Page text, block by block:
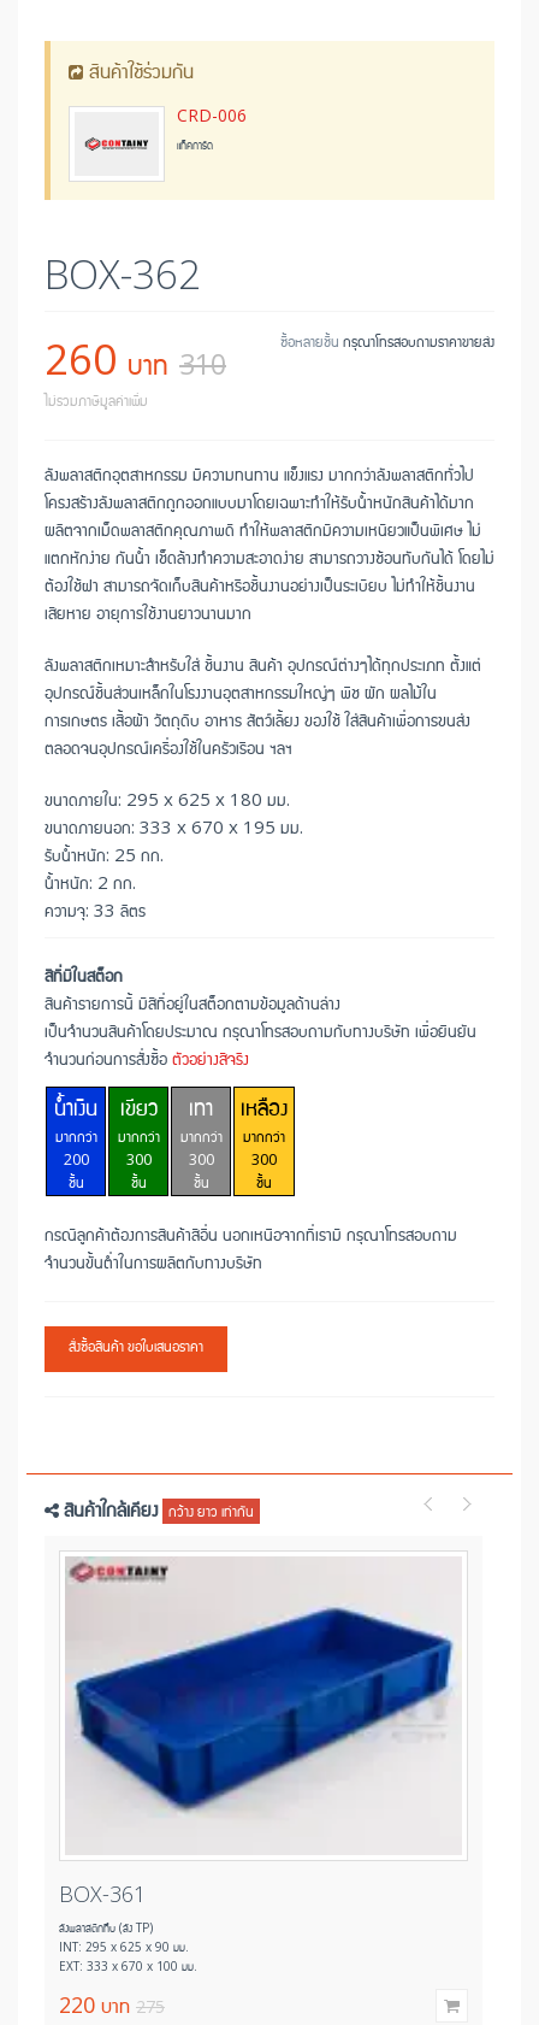
สินค้าใช้ร่วมกัน
CRD-006
แท็คการ์ด
BOX-362
260 บาท 310
ไม่รวมภาษีมูลค่าเพิ่ม
ซื้อหลายชิ้น กรุณาโทรสอบถามราคาขายส่ง
ลังพลาสติกอุตสาหกรรม มีความทนทาน แข็งแรง มากกว่าลังพลาสติกทั่วไป
โครงสร้างลังพลาสติกถูกออกแบบมาโดยเฉพาะทำให้รับน้ำหนักสินค้าได้มาก
ผลิตจากเม็ดพลาสติกคุณภาพดี ทำให้พลาสติกมีความเหนียวแป็นพิเศษ ไม่
แตกหักง่าย กันน้ำ เช็ดล้างทำความสะอาดง่าย สามารถวางซ้อนทับกันได้ โดยไม่
ต้องใช้ฝา สามารถจัดเก็บสินค้าหรือชิ้นงานอย่างเป็นระเบียบ ไม่ทำให้ชิ้นงาน
เสียหาย อายุการใช้งานยาวนานมาก
ลังพลาสติกเหมาะสำหรับใส่ ชิ้นงาน สินค้า อุปกรณ์ต่างๆได้ทุกประเภท ตั้งแต่
อุปกรณ์ชิ้นส่วนเหล็กในโรงงานอุตสาหกรรมใหญ่ๆ พืช ผัก ผลไม้ใน
การเกษตร เสื้อผ้า วัตถุดิบ อาหาร สัตว์เลี้ยง ของใช้ ใส่สินค้าเพื่อการขนส่ง
ตลอดจนอุปกรณ์เครื่องใช้ในครัวเรือน ฯลฯ
ขนาดภายใน: 295 x 625 x 180 มม.
ขนาดภายนอก: 333 x 670 x 195 มม.
รับน้ำหนัก: 25 กก.
น้ำหนัก: 2 กก.
ความจุ: 33 ลิตร
สีที่มีในสต็อก
สินค้ารายการนี้ มีสีที่อยู่ในสต็อกตามข้อมูลด้านล่าง
เป็นจำนวนสินค้าโดยประมาณ กรุณาโทรสอบถามกับทางบริษัท เพื่อยืนยัน
จำนวนก่อนการสั่งซื้อ ตัวอย่างสีจริง
น้ำเงิน
มากกว่า
200
ชิ้น
เขียว
มากกว่า
300
ชิ้น
เทา
มากกว่า
300
ชิ้น
เหลือง
มากกว่า
300
ชิ้น
กรณีลูกค้าต้องการสินค้าสีอื่น นอกเหนือจากที่เรามี กรุณาโทรสอบถาม
จำนวนขั้นต่ำในการผลิตกับทางบริษัท
สั่งซื้อสินค้า ขอใบเสนอราคา
สินค้าใกล้เคียง กว้าง ยาว เท่ากัน
BOX-361
ลังพลาสติกทึบ (ลัง TP)
INT: 295 x 625 x 90 มม.
EXT: 333 x 670 x 100 มม.
220 บาท 275